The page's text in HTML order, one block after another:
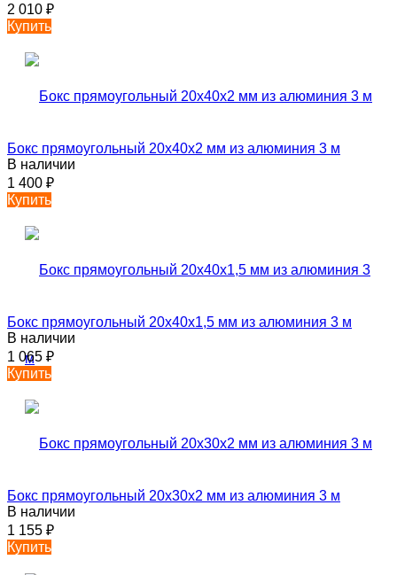
2 010 ₽
Купить
Бокс прямоугольный 20х40х2 мм из алюминия 3 м
В наличии
1 400 ₽
Купить
Бокс прямоугольный 20х40х1,5 мм из алюминия 3 м
В наличии
1 065 ₽
Купить
Бокс прямоугольный 20х30х2 мм из алюминия 3 м
В наличии
1 155 ₽
Купить